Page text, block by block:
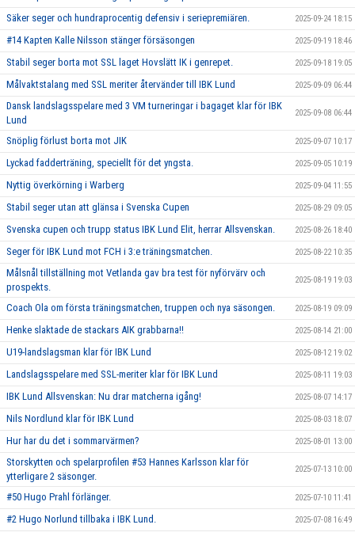
Säker seger och hundraprocentig defensiv i seriepremiären. 2025-09-24 18:15
#14 Kapten Kalle Nilsson stänger försäsongen 2025-09-19 18:46
Stabil seger borta mot SSL laget Hovslätt IK i genrepet. 2025-09-18 19:05
Målvaktstalang med SSL meriter återvänder till IBK Lund 2025-09-09 06:44
Dansk landslagsspelare med 3 VM turneringar i bagaget klar för IBK
Lund
2025-09-08 06:44
Snöplig förlust borta mot JIK 2025-09-07 10:17
Lyckad fadderträning, speciellt för det yngsta. 2025-09-05 10:19
Nyttig överkörning i Warberg 2025-09-04 11:55
Stabil seger utan att glänsa i Svenska Cupen 2025-08-29 09:05
Svenska cupen och trupp status IBK Lund Elit, herrar Allsvenskan. 2025-08-26 18:40
Seger för IBK Lund mot FCH i 3:e träningsmatchen. 2025-08-22 10:35
Målsnål tillställning mot Vetlanda gav bra test för nyförvärv och
prospekts.
2025-08-19 19:03
Coach Ola om första träningsmatchen, truppen och nya säsongen. 2025-08-19 09:09
Henke slaktade de stackars AIK grabbarna!! 2025-08-14 21:00
U19-landslagsman klar för IBK Lund 2025-08-12 19:02
Landslagsspelare med SSL-meriter klar för IBK Lund 2025-08-11 19:03
IBK Lund Allsvenskan: Nu drar matcherna igång! 2025-08-07 14:17
Nils Nordlund klar för IBK Lund 2025-08-03 18:07
Hur har du det i sommarvärmen? 2025-08-01 13:00
Storskytten och spelarprofilen #53 Hannes Karlsson klar för
ytterligare 2 säsonger.
2025-07-13 10:00
#50 Hugo Prahl förlänger. 2025-07-10 11:41
#2 Hugo Norlund tillbaka i IBK Lund. 2025-07-08 16:49